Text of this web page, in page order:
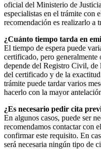
oficial del Ministerio de
especialistas en el trámite con
recomendación es realizarlo a
¿Cuánto tiempo tarda en
El tiempo de espera puede
certificado, pero
depende del Registro Civil, de
del certificado y de la
trámite puede tardar varios
hacerlo con la mayor
¿Es necesario pedir cita
En algunos casos, puede ser
recomendamos contactar con
confirmar este requisito. En
será necesaria ningún tipo de